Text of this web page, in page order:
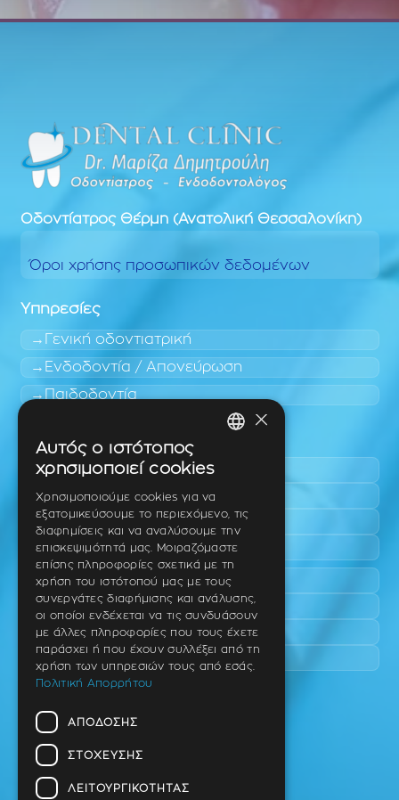
Οδοντίατρος Θέρμη (Ανατολική Θεσσαλονίκη)
Όροι χρήσης προσωπικών δεδομένων
Υπηρεσίες
Γενική οδοντιατρική
Ενδοδοντία / Απονεύρωση
Παιδοδοντία
Πυλαία
Τριάδι
Νέο Ρύσιο
Επανομή
Περαία
Καλαμαριά
Πανόραμα
Χαριλάου
Ταβάκη – Θ. Λίτσα 10 (γωνία),
Θέρμη – Θεσσαλονίκη
T.K 57001
×
Αυτός ο ιστότοπος
χρησιμοποιεί cookies
Χρησιμοποιούμε cookies για να
εξατομικεύσουμε το περιεχόμενο, τις
διαφημίσεις και να αναλύσουμε την
επισκεψιμότητά μας. Μοιραζόμαστε
επίσης πληροφορίες σχετικά με τη
χρήση του ιστότοπού μας με τους
συνεργάτες διαφήμισης και ανάλυσης,
οι οποίοι ενδέχεται να τις συνδυάσουν
με άλλες πληροφορίες που τους έχετε
παράσχει ή που έχουν συλλέξει από τη
χρήση των υπηρεσιών τους από εσάς.
Πολιτική Απορρήτου
ΑΠΌΔΟΣΗΣ
ΣΤΌΧΕΥΣΗΣ
ΛΕΙΤΟΥΡΓΙΚΌΤΗΤΑΣ